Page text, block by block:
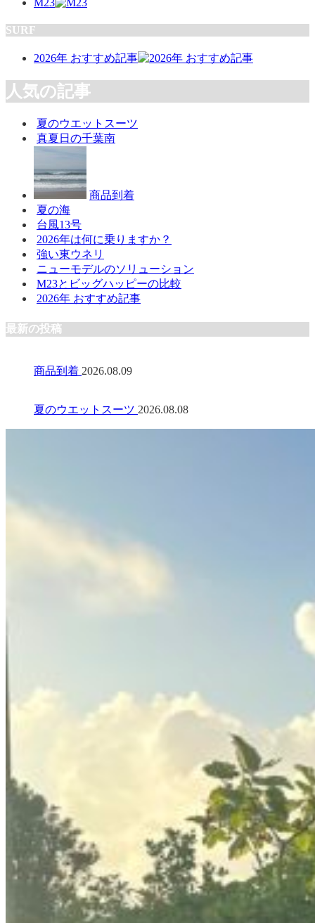
M23
SURF
2026年 おすすめ記事
人気の記事
夏のウエットスーツ
真夏日の千葉南
商品到着
夏の海
台風13号
2026年は何に乗りますか？
強い東ウネリ
ニューモデルのソリューション
M23とビッグハッピーの比較
2026年 おすすめ記事
最新の投稿
商品到着 2026.08.09
夏のウエットスーツ 2026.08.08